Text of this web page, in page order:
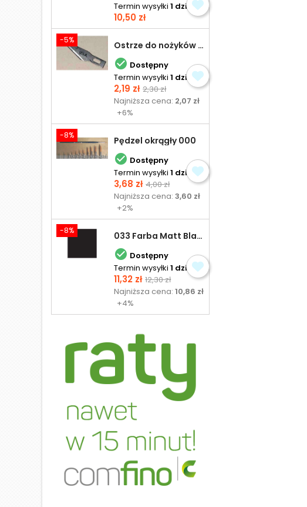
Termin wysyłki 1 dzień
Cena
10,50 zł
-5% Ostrze do nożyków Excel
 Dostępny
Termin wysyłki 1 dzień
Cena
2,19 zł Cena
podstawowa
2,30 zł
Najniższa cena: 2,07 zł
+6%
-8% Pędzel okrągły 000
 Dostępny
Termin wysyłki 1 dzień
Cena
3,68 zł Cena
podstawowa
4,00 zł
Najniższa cena:3,60 zł
+2%
-8% 033 Farba Matt Black - olejna
 Dostępny
Termin wysyłki 1 dzień
Cena
11,32 zł Cena
podstawowa
12,30 zł
Najniższa cena:10,86 zł
+4%